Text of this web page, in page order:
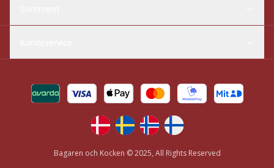
Bagaren och Kocken © 2025, All Rights Reserved